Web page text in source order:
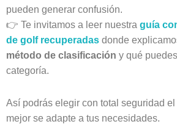
pueden generar confusión.
👉 Te invitamos a leer nuestra guía
de golf recuperadas donde
método de clasificación y qué
categoría.
Así podrás elegir con total seguridad
mejor se adapte a tus necesidades.